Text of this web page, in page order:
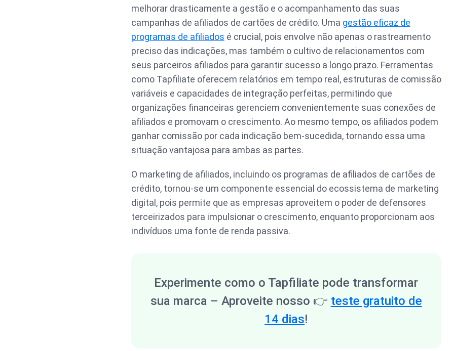
melhorar drasticamente a gestão e o acompanhamento das suas
campanhas de afiliados de cartões de crédito. Uma gestão eficaz de
programas de afiliados é crucial, pois envolve não apenas o rastreamento
preciso das indicações, mas também o cultivo de relacionamentos com
seus parceiros afiliados para garantir sucesso a longo prazo. Ferramentas
como Tapfiliate oferecem relatórios em tempo real, estruturas de comissão
variáveis e capacidades de integração perfeitas, permitindo que
organizações financeiras gerenciem convenientemente suas conexões de
afiliados e promovam o crescimento. Ao mesmo tempo, os afiliados podem
ganhar comissão por cada indicação bem-sucedida, tornando essa uma
situação vantajosa para ambas as partes.
O marketing de afiliados, incluindo os programas de afiliados de cartões de
crédito, tornou-se um componente essencial do ecossistema de marketing
digital, pois permite que as empresas aproveitem o poder de defensores
terceirizados para impulsionar o crescimento, enquanto proporcionam aos
indivíduos uma fonte de renda passiva.
Experimente como o Tapfiliate pode transformar
sua marca – Aproveite nosso 👉 teste gratuito de
14 dias!